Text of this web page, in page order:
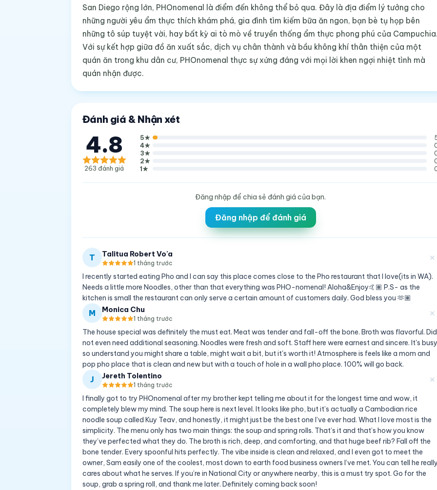
San Diego rộng lớn, PHOnomenal là điểm đến không thể bỏ qua. Đây là địa điểm lý tưởng cho
những người yêu ẩm thực thích khám phá, gia đình tìm kiếm bữa ăn ngon, bạn bè tụ họp bên
những tô súp tuyệt vời, hay bất kỳ ai tò mò về truyền thống ẩm thực phong phú của
Với sự kết hợp giữa đồ ăn xuất sắc, dịch vụ chân thành và bầu không khí thân thiện của một
quán ăn trong khu dân cư, PHOnomenal thực sự xứng đáng với mọi lời khen ngợi nhiệt tình mà
quán nhận được.
Đánh giá & Nhận xét
4.8
263 đánh giá
5★
4★
3★
2★
1★
Đăng nhập để chia sẻ đánh giá của bạn.
Đăng nhập để đánh giá
T Talitua Robert Vo'a
1 tháng trước
✕
I recently started eating Pho and I can say this place comes close to the Pho restaurant that I love(its in WA).
Needs a little more Noodles, other than that everything was PHO-nomenal! Aloha&Enjoy🤙🏽 P.S- as the
kitchen is small the restaurant can only serve a certain amount of customers daily. God bless you 🫶🏽
M Monica Chu
1 tháng trước
✕
The house special was definitely the must eat. Meat was tender and fall-off the bone. Broth was flavorful. Did
not even need additional seasoning. Noodles were fresh and soft. Staff here were earnest and sincere. It's busy
so understand you might share a table, might wait a bit, but it's worth it! Atmosphere is feels like a mom and
pop pho place that is clean and new but with a touch of hole in a wall pho place. 100% will go back.
J Jereth Tolentino
1 tháng trước
✕
I finally got to try PHOnomenal after my brother kept telling me about it for the longest time and wow, it
completely blew my mind. The soup here is next level. It looks like pho, but it’s actually a Cambodian rice
noodle soup called Kuy Teav, and honestly, it might just be the best one I’ve ever had. What I love most is the
simplicity. The menu only has two main things: the soup and spring rolls. That’s it and that’s how you know
they’ve perfected what they do. The broth is rich, deep, and comforting, and that huge beef rib? Fall off the
bone tender. Every spoonful hits perfectly. The vibe inside is clean and relaxed, and I even got to meet the
owner, Sam easily one of the coolest, most down to earth food business owners I’ve met. You can tell he
cares about what he serves. If you’re in National City or anywhere nearby, this is a must try spot. Go for the
soup, grab a spring roll, and thank me later. Definitely coming back soon!